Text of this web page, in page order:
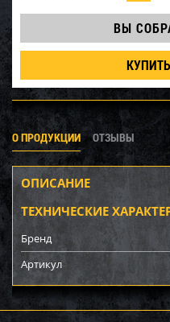
ВЫ
О ПРОДУКЦИИ ОТЗЫВЫ
ОПИСАНИЕ
ТЕХНИЧЕСКИЕ
Бренд
Артикул